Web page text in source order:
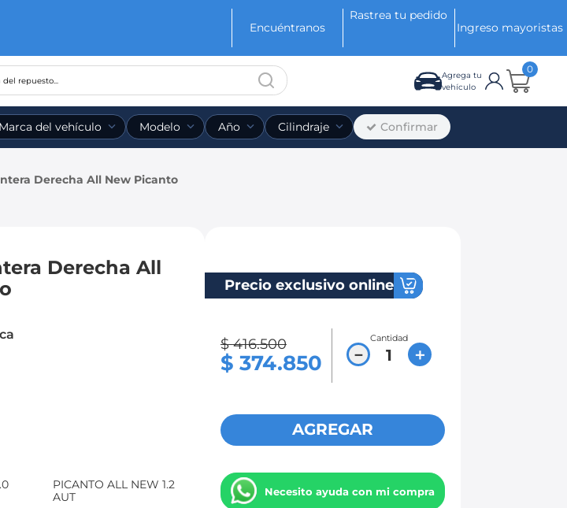
Encuéntranos
Rastrea tu pedido
Ingreso mayoristas
o marca del repuesto...
Agrega tu
vehículo
0
Marca del vehículo Modelo Año Cilindraje Confirmar
Derecha All New Picanto
Derecha All
PICANTO ALL NEW 1.2
AUT
Precio exclusivo online
$ 416.500
$ 374.850
Cantidad
＋
－
AGREGAR
Necesito ayuda con mi compra